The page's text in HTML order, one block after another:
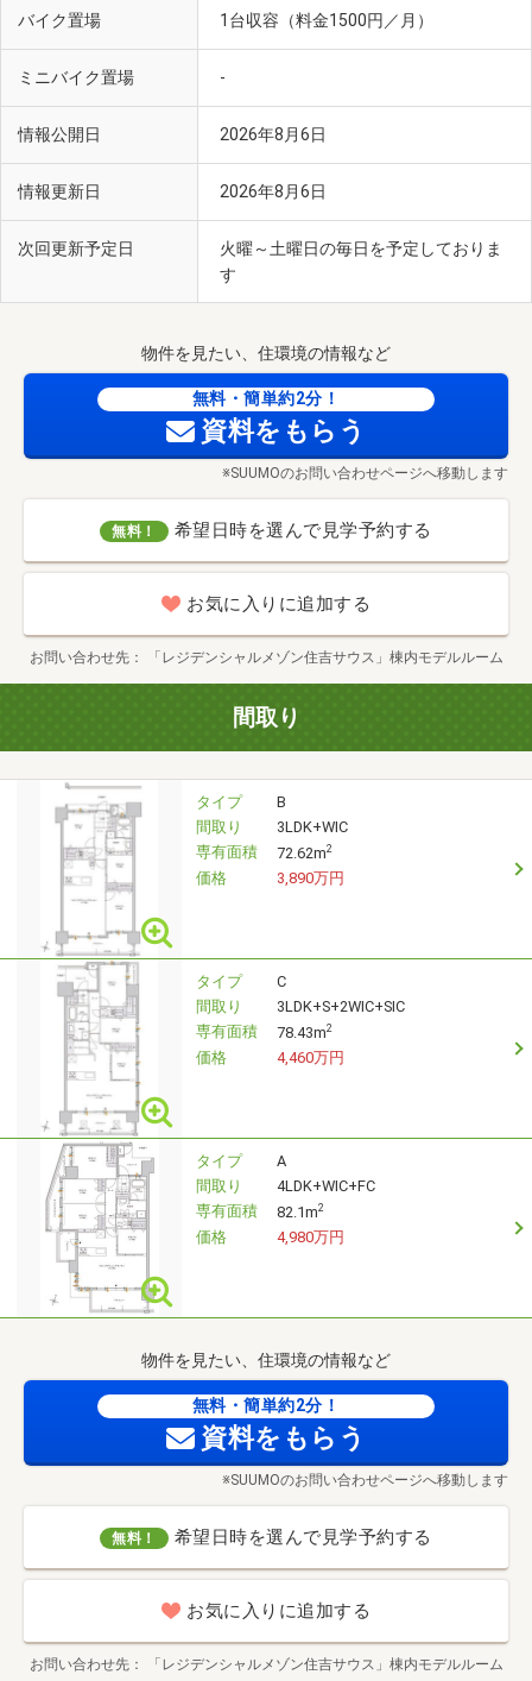
バイク置場 1台収容（料金1500円／月）
ミニバイク置場 -
情報公開日 2026年8月6日
情報更新日 2026年8月6日
次回更新予定日
火曜～土曜日の毎日を予定しておりま
す
物件を見たい、住環境の情報など
無料・簡単約2分！
資料をもらう
※SUUMOのお問い合わせページへ移動します
無料！ 希望日時を選んで見学予約する
お気に入りに追加する
お問い合わせ先 「レジデンシャルメゾン住吉サウス」棟内モデルルーム
間取り
タイプ
B
間取り
3LDK+WIC
専有面積
72.62m2
価格 3,890万円
タイプ
C
間取り
3LDK+S+2WIC+SIC
専有面積
78.43m2
価格 4,460万円
タイプ
A
間取り
4LDK+WIC+FC
専有面積
82.1m2
価格 4,980万円
物件を見たい、住環境の情報など
無料・簡単約2分！
資料をもらう
※SUUMOのお問い合わせページへ移動します
無料！ 希望日時を選んで見学予約する
お気に入りに追加する
お問い合わせ先 「レジデンシャルメゾン住吉サウス」棟内モデルルーム